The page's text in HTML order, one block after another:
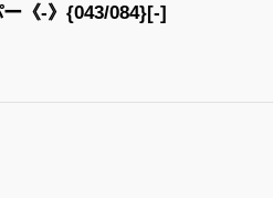
ー《-》{043/084}[-]